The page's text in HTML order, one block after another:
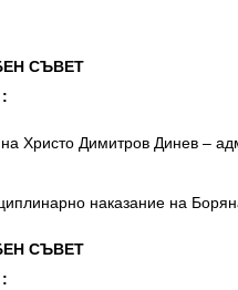
СЪВЕТ
Христо Димитров Динев –
наказание на
СЪВЕТ